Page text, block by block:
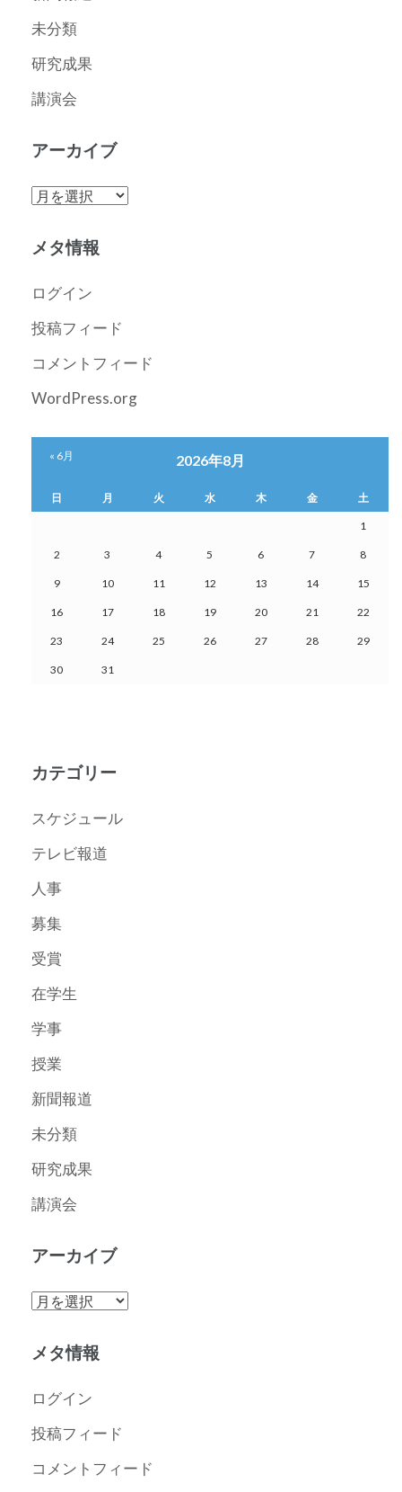
未分類
研究成果
講演会
アーカイブ
ア
カ
ブ
メタ情報
ログイン
投稿フィード
コメントフィード
WordPress.org
2026年8月
日 月 火 水 木 金 土
1
2 3 4 5 6 7 8
9 10 11 12 13 14 15
16 17 18 19 20 21 22
23 24 25 26 27 28 29
30 31
« 6月
カテゴリー
スケジュール
テレビ報道
人事
募集
受賞
在学生
学事
授業
新聞報道
未分類
研究成果
講演会
アーカイブ
ア
カ
ブ
メタ情報
ログイン
投稿フィード
コメントフィード